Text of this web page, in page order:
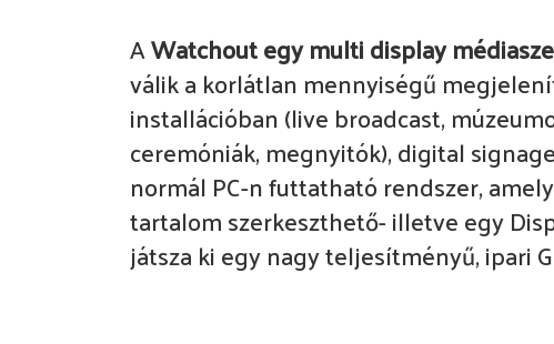
AWatchout egy multi display
válik a korlátlan mennyiségű
installációban (live broadcast,
ceremóniák, megnyitók), digital
normál PC-n futtatható rendszer,
tartalom szerkeszthető- illetve egy
játsza ki egy nagy teljesítményű, ipari